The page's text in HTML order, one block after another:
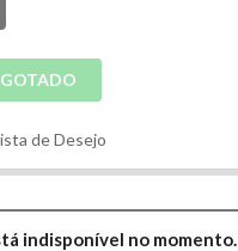
de Desejo
indisponível no momento.